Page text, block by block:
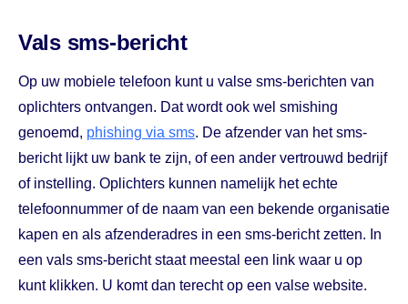
Vals sms-bericht
Op uw mobiele telefoon kunt u valse sms-berichten van
oplichters ontvangen. Dat wordt ook wel smishing
genoemd, phishing via sms. De afzender van het sms-
bericht lijkt uw bank te zijn, of een ander vertrouwd bedrijf
of instelling. Oplichters kunnen namelijk het echte
telefoonnummer of de naam van een bekende organisatie
kapen en als afzenderadres in een sms-bericht zetten. In
een vals sms-bericht staat meestal een link waar u op
kunt klikken. U komt dan terecht op een valse website.